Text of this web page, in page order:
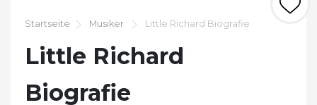
Startseite Musiker Little Richard Biografie
Little Richard
Biografie